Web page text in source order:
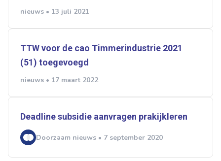
nieuws • 13 juli 2021
TTW voor de cao Timmerindustrie 2021
(51) toegevoegd
nieuws • 17 maart 2022
Deadline subsidie aanvragen prakijkleren
Doorzaam nieuws • 7 september 2020